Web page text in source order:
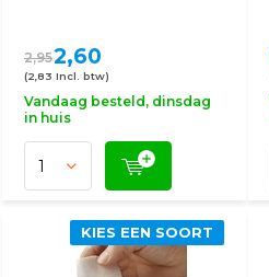
2,952,60
(2,83 Incl. btw)
Vandaag besteld, dinsdag
in huis
KIES EEN SOORT